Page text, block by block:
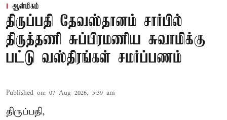
ஆன்மிகம்
திருப்பதி தேவஸ்தானம் சார்பில்
திருத்தணி சுப்பிரமணிய சுவாமிக்கு
பட்டு வஸ்திரங்கள் சமர்ப்பணம்
Published on: 07 Aug 2026, 5:39 am
திருப்பதி,